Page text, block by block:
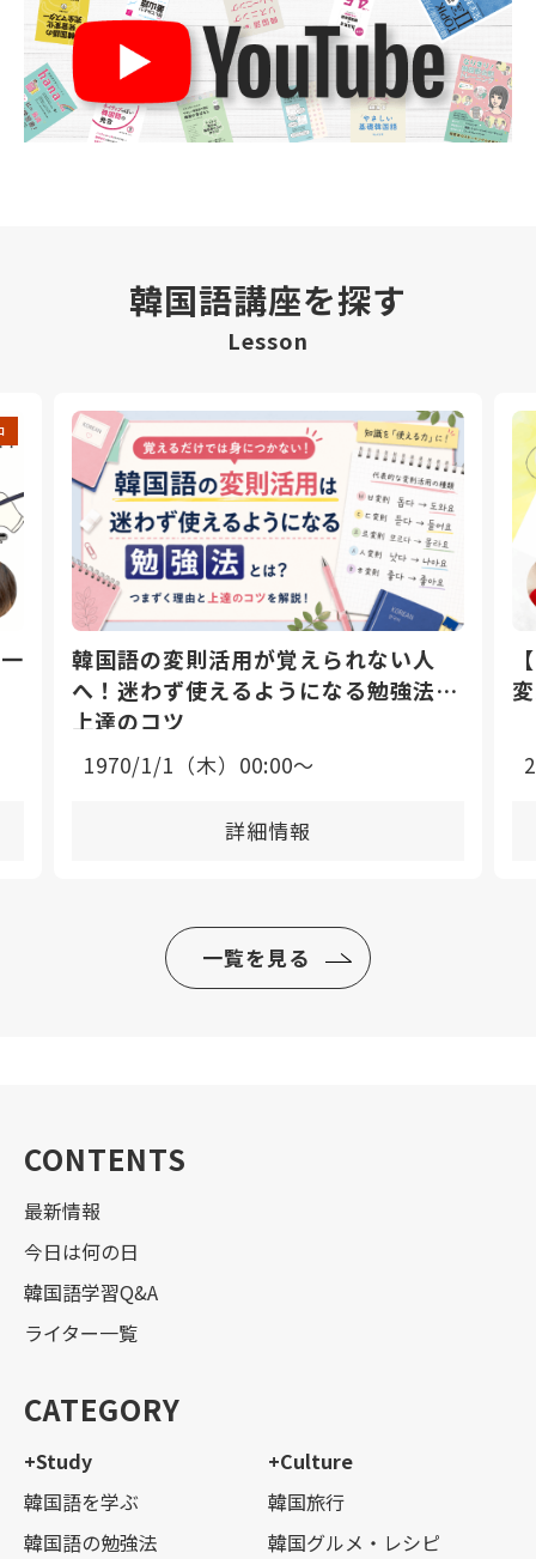
韓国語講座を探す
Lesson
韓国語の変則活用が覚えられない人
へ！迷わず使えるようになる勉強法と
上達のコツ
1970/1/1（木）00:00〜
詳細情報
一覧を見る
CONTENTS
最新情報
今日は何の日
韓国語学習Q&A
ライター一覧
CATEGORY
+Study
韓国語を学ぶ
韓国語の勉強法
+Culture
韓国旅行
韓国グルメ・レシピ